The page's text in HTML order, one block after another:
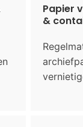
Papier
&